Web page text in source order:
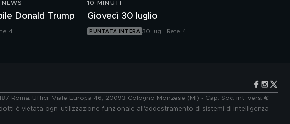
Donald Trump
4
10 MINUTI
Giovedì 30 luglio
PUNTATA INTERA 30 lug | Rete 4
Roma. Uffici: Viale Europa 46, 20093 Cologno Monzese (MI) - Cap. Soc. int. vers. €
è vietata ogni utilizzazione funzionale all'addestramento di sistemi di intelligenza